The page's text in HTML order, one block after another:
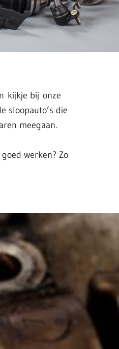
kijkje bij onze
sloopauto’s die
meegaan.
werken? Zo